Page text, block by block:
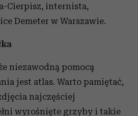
Cierpisz, internista,
Demeter w Warszawie.
niezawodną pomocą
jest atlas. Warto pamiętać,
najczęściej
wyrośnięte grzyby i takie